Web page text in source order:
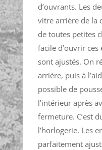
d’ouvrants. Les
vitre arrière de la
de toutes petites
facile d’ouvrir
sont ajustés. On
arrière, puis à
possible de
l’intérieur après
fermeture. C’est
l’horlogerie. Les
parfaitement